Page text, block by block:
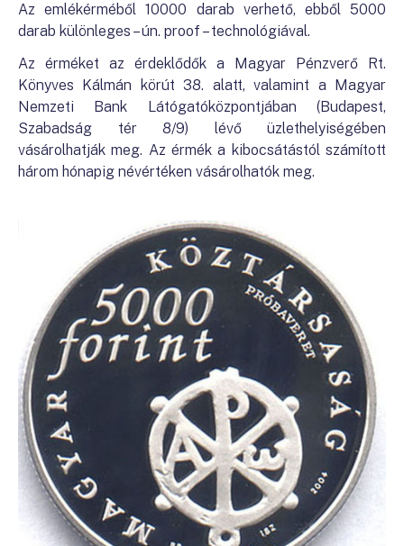
Az emlékérméből 10000 darab verhető, ebből 5000
darab különleges – ún. proof – technológiával.
Az érméket az érdeklődők a Magyar Pénzverő Rt.
Könyves Kálmán körút 38. alatt, valamint a Magyar
Nemzeti Bank Látógatóközpontjában (Budapest,
Szabadság tér 8/9) lévő üzlethelyiségében
vásárolhatják meg. Az érmék a kibocsátástól számított
három hónapig névértéken vásárolhatók meg.